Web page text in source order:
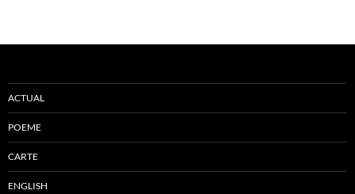
ACTUAL
POEME
CARTE
ENGLISH